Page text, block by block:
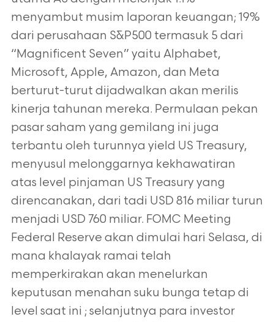
menyambut musim laporan keuangan; 19%
dari perusahaan S&P500 termasuk 5 dari
“Magnificent Seven” yaitu Alphabet,
Microsoft, Apple, Amazon, dan Meta
berturut-turut dijadwalkan akan merilis
kinerja tahunan mereka. Permulaan pekan
pasar saham yang gemilang ini juga
terbantu oleh turunnya yield US Treasury,
menyusul melonggarnya kekhawatiran
atas level pinjaman US Treasury yang
direncanakan, dari tadi USD 816 miliar turun
menjadi USD 760 miliar. FOMC Meeting
Federal Reserve akan dimulai hari Selasa, di
mana khalayak ramai telah
memperkirakan akan menelurkan
keputusan menahan suku bunga tetap di
level saat ini ; selanjutnya para investor